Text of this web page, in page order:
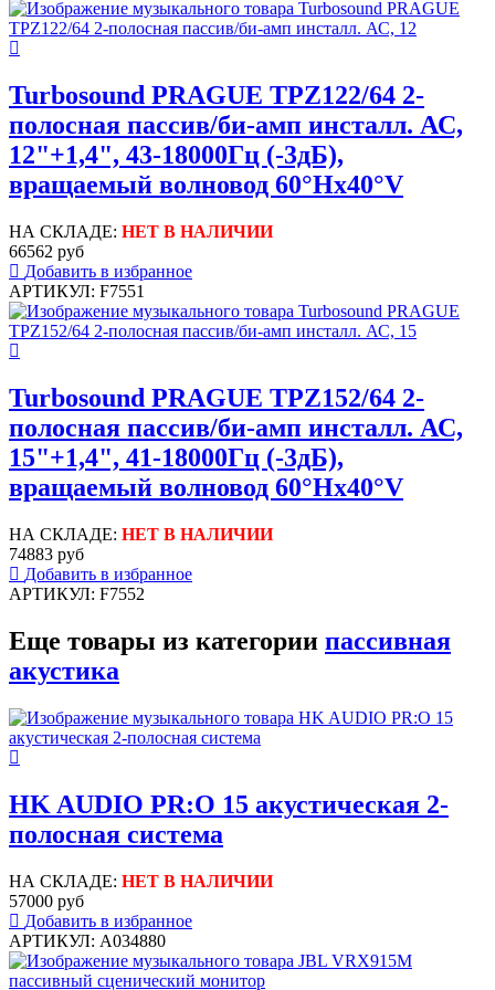
Turbosound PRAGUE TPZ122/64 2-
полосная пассив/би-амп инсталл. АС,
12"+1,4", 43-18000Гц (-3дБ),
вращаемый волновод 60°Hx40°V
НА СКЛАДЕ: НЕТ В НАЛИЧИИ
66562 руб
Добавить в избранное
АРТИКУЛ: F7551
Turbosound PRAGUE TPZ152/64 2-
полосная пассив/би-амп инсталл. АС,
15"+1,4", 41-18000Гц (-3дБ),
вращаемый волновод 60°Hx40°V
НА СКЛАДЕ: НЕТ В НАЛИЧИИ
74883 руб
Добавить в избранное
АРТИКУЛ: F7552
Еще товары из категории пассивная
акустика
HK AUDIO PR:O 15 акустическая 2-
полосная система
НА СКЛАДЕ: НЕТ В НАЛИЧИИ
57000 руб
Добавить в избранное
АРТИКУЛ: A034880